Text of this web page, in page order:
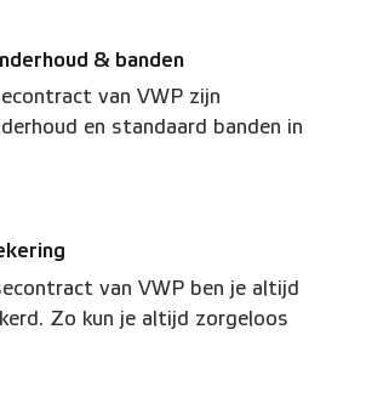
& banden
van VWP zijn
en standaard banden in
van VWP ben je altijd
Zo kun je altijd zorgeloos